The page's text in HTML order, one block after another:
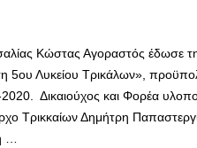
Κώστας Αγοραστός έδωσε
5ου Λυκείου Τρικάλων»,
Δικαιούχος και Φορέα
Τρικκαίων Δημήτρη
…